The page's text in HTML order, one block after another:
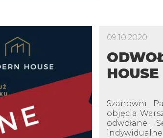
09.10.2020.
HOUSE
Szanowni
objęcia
odwołane.